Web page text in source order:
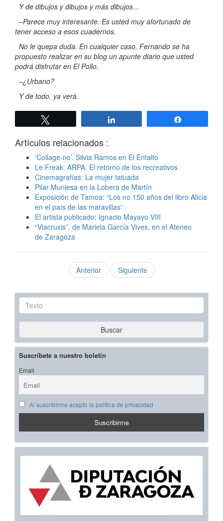
Y de dibujos y dibujos y más dibujos…
–Parece muy interesante. Es usted muy afortunado de
tener acceso a esos cuadernos.
No le quepa duda. En cualquier caso, Fernando se ha
propuesto realizar en su blog un apunte diario que usted
podrá disfrutar en El Pollo.
–¿Urbano?
Y de todo, ya verá.
Artículos relacionados :
‘Collage-no’. Silvia Ramos en El Entalto
Le Freak: ARPA. El retorno de los recreativos
Cinemagrafías: La mujer tatuada
Pilar Muniesa en la Lobera de Martín
Exposición de Tamoa: “Los no 150 años del libro Alicia
en el país de las maravillas”
El artista publicado: Ignacio Mayayo VIII
“Viacruxis”, de Mariela García Vives, en el Ateneo
de Zaragoza
Anterior Siguiente
Texto
Buscar
Suscríbete a nuestro boletín
Email
Al suscribirme acepto la política de privacidad